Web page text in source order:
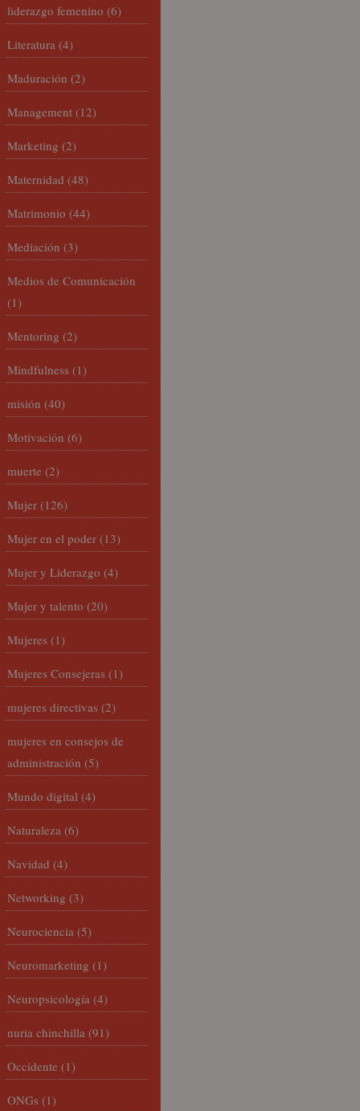
liderazgo femenino (6)
Literatura (4)
Maduración (2)
Management (12)
Marketing (2)
Maternidad (48)
Matrimonio (44)
Mediación (3)
Medios de Comunicación
(1)
Mentoring (2)
Mindfulness (1)
misión (40)
Motivación (6)
muerte (2)
Mujer (126)
Mujer en el poder (13)
Mujer y Liderazgo (4)
Mujer y talento (20)
Mujeres (1)
Mujeres Consejeras (1)
mujeres directivas (2)
mujeres en consejos de
administración (5)
Mundo digital (4)
Naturaleza (6)
Navidad (4)
Networking (3)
Neurociencia (5)
Neuromarketing (1)
Neuropsicología (4)
nuria chinchilla (91)
Occidente (1)
ONGs (1)